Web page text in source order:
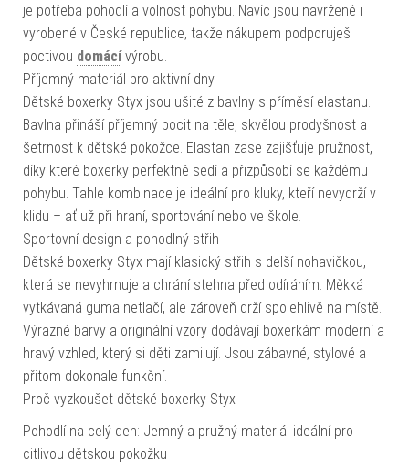
je potřeba pohodlí a volnost pohybu. Navíc jsou navržené i
vyrobené v České republice, takže nákupem podporuješ
poctivou domácívýrobu.
Příjemný materiál pro aktivní dny
Dětské boxerky Styx jsou ušité z bavlny s příměsí elastanu.
Bavlna přináší příjemný pocit na těle, skvělou prodyšnost a
šetrnost k dětské pokožce. Elastan zase zajišťuje pružnost,
díky které boxerky perfektně sedí a přizpůsobí se každému
pohybu. Tahle kombinace je ideální pro kluky, kteří nevydrží v
klidu – ať už při hraní, sportování nebo ve škole.
Sportovní design a pohodlný střih
Dětské boxerky Styx mají klasický střih s delší nohavičkou,
která se nevyhrnuje a chrání stehna před odíráním. Měkká
vytkávaná guma netlačí, ale zároveň drží spolehlivě na místě.
Výrazné barvy a originální vzory dodávají boxerkám moderní a
hravý vzhled, který si děti zamilují. Jsou zábavné, stylové a
přitom dokonale funkční.
Proč vyzkoušet dětské boxerky Styx
Pohodlí na celý den: Jemný a pružný materiál ideální pro
citlivou dětskou pokožku